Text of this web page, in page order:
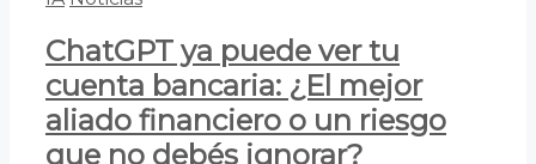
ChatGPT ya puede ver tu
cuenta bancaria: ¿El mejor
aliado financiero o un riesgo
que no debés ignorar?